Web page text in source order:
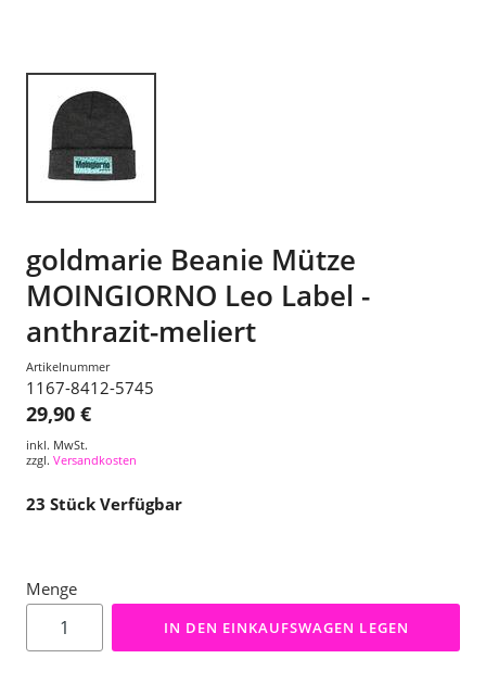
goldmarie Beanie Mütze
MOINGIORNO Leo Label -
anthrazit-meliert
Artikelnummer
1167-8412-5745
29,90 €
inkl. MwSt.
zzgl. Versandkosten
23 Stück Verfügbar
Menge
IN DEN EINKAUFSWAGEN LEGEN